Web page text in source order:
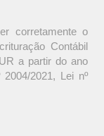
corretamente o
Contábil
a partir do ano
2021, Lei nº